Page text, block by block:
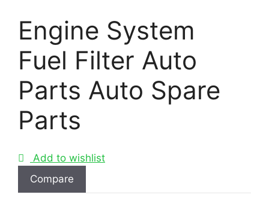
Engine System
Fuel Filter Auto
Parts Auto Spare
Parts
Add to wishlist
Compare